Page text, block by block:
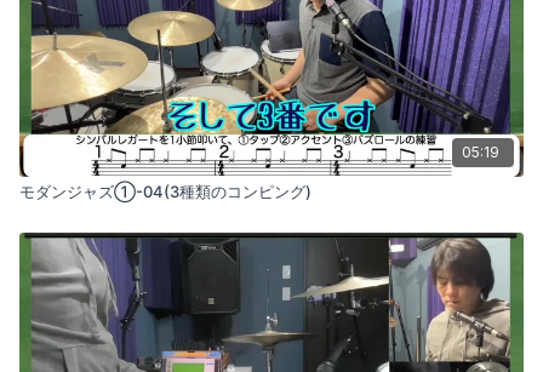
05:19
モダンジャズ①-04(3種類のコンピング)